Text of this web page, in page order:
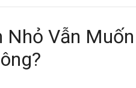
Nhỏ Vẫn